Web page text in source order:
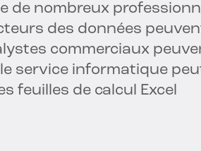
de nombreux
des données
commerciaux
service informatique
feuilles de calcul Excel